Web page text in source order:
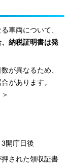
車両について、
納税証明書は発
が異なるため、
があります。
開庁日後
された領収証書